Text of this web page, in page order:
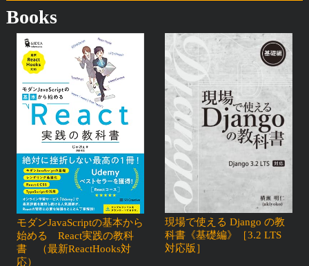
Books
モダンJavaScriptの基本から
始める React実践の教科
書 （最新ReactHooks対
応）
現場で使える Django の教
科書《基礎編》［3.2 LTS
対応版］